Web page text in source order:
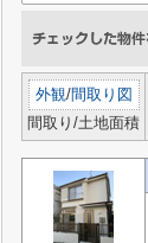
外観/間取り図
間取り/土地面積